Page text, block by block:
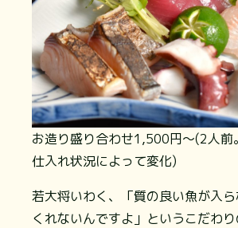
お造り盛り合わせ1,500円～(2人前
仕入れ状況によって変化)
若大将いわく、「質の良い魚が入
くれないんですよ」というこだわ